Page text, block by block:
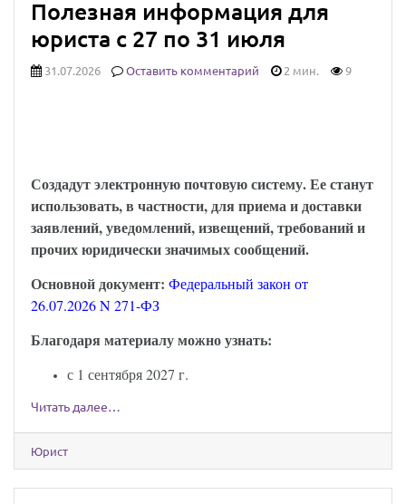
Полезная информация для
юриста с 27 по 31 июля
31.07.2026 Оставить комментарий 2 мин. 9
Создадут электронную почтовую систему. Ее станут
использовать, в частности, для приема и доставки
заявлений, уведомлений, извещений, требований и
прочих юридически значимых сообщений.
Основной документ: Федеральный закон от
26.07.2026 N 271-ФЗ
Благодаря материалу можно узнать:
с 1 сентября 2027 г.
Читать далее…
Юрист